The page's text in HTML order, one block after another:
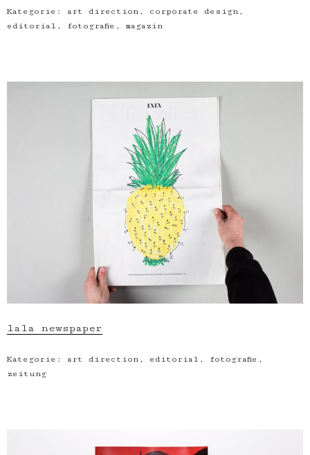
Kategorie: art direction , corporate design ,
editorial , fotografie , magazin
lala newspaper
Kategorie: art direction , editorial , fotografie ,
zeitung